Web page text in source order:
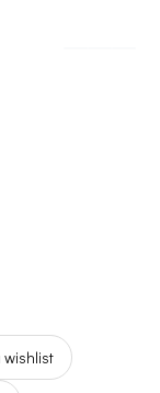
wishlist